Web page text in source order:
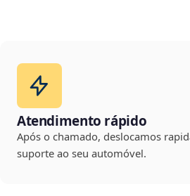
Atendimento rápido
Após o chamado, deslocamos
suporte ao seu automóvel.